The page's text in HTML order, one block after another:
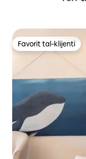
Favorit tal-klijenti
Favorit tal-klijenti